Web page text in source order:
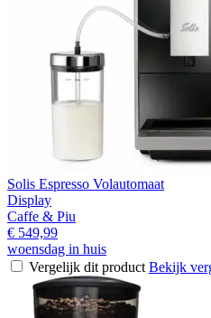
Solis Espresso Volautomaat
Display
Caffe & Piu
€ 549,99
woensdag in huis
Vergelijk dit product Bekijk